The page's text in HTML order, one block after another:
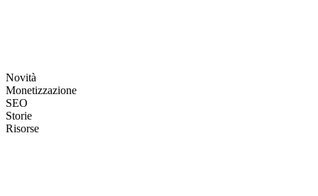
Novità
Monetizzazione
SEO
Storie
Risorse